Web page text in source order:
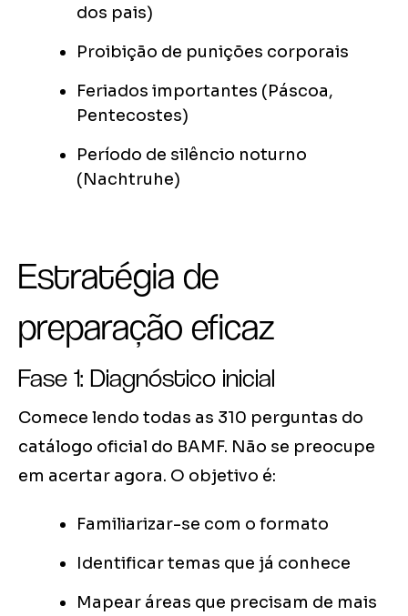
dos pais)
Proibição de punições corporais
Feriados importantes (Páscoa,
Pentecostes)
Período de silêncio noturno
(Nachtruhe)
Estratégia de
preparação eficaz
Fase 1: Diagnóstico inicial
Comece lendo todas as 310 perguntas do
catálogo oficial do BAMF. Não se preocupe
em acertar agora. O objetivo é:
Familiarizar-se com o formato
Identificar temas que já conhece
Mapear áreas que precisam de mais